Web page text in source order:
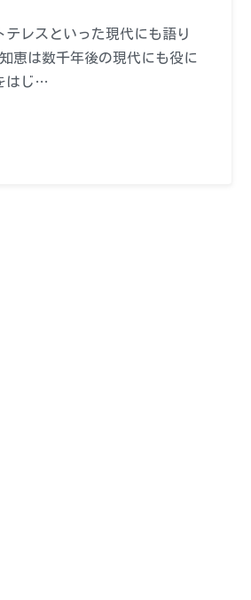
レスといった現代にも語り
恵は数千年後の現代にも役に
はじ…